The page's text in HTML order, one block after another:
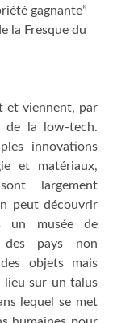
gagnante”
la Fresque du
et viennent, par
de la low-tech.
innovations
et matériaux,
largement
peut découvrir
un musée de
des pays non
objets mais
sur un talus
lequel se met